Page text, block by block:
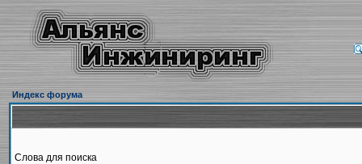
Индекс форума
Слова для поиска